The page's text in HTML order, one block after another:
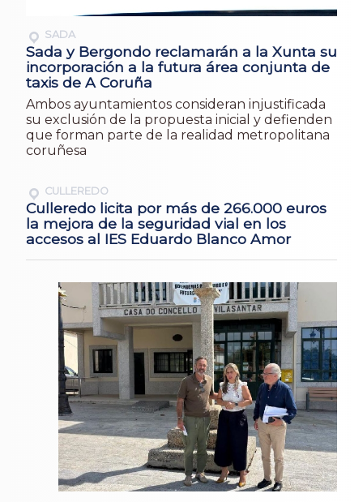
SADA
Sada y Bergondo reclamarán a la Xunta su
incorporación a la futura área conjunta de
taxis de A Coruña
Ambos ayuntamientos consideran injustificada
su exclusión de la propuesta inicial y defienden
que forman parte de la realidad metropolitana
coruñesa
CULLEREDO
Culleredo licita por más de 266.000 euros
la mejora de la seguridad vial en los
accesos al IES Eduardo Blanco Amor